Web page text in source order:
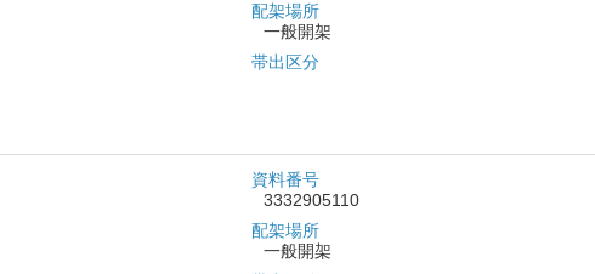
配架場所
一般開架
帯出区分
資料番号
3332905110
配架場所
一般開架